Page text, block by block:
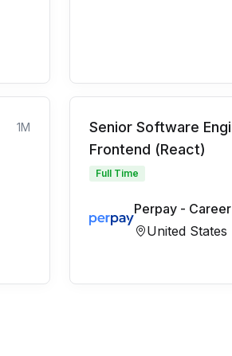
1M
Senior Software
Frontend (React)
Full Time
Perpay -
United States